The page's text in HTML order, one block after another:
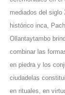
mediados del siglo
histórico inca,
Ollantaytambo
combinar las
en piedra y los
ciudadelas
en rituales, en